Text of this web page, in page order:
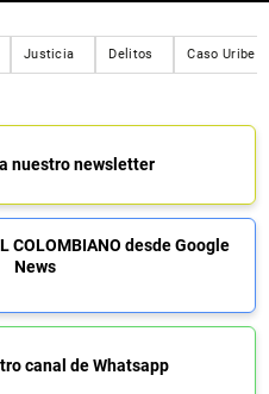
Justicia Delitos Caso Uribe
nuestro newsletter
COLOMBIANO desde Google
News
canal de Whatsapp